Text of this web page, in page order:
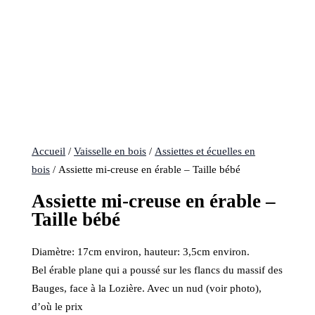
Accueil /Vaisselle en bois /Assiettes et écuelles en
bois / Assiette mi-creuse en érable – Taille bébé
Assiette mi-creuse en érable –
Taille bébé
Diamètre: 17cm environ, hauteur: 3,5cm environ.
Bel érable plane qui a poussé sur les flancs du massif des
Bauges, face à la Lozière. Avec un nud (voir photo),
d’où le prix